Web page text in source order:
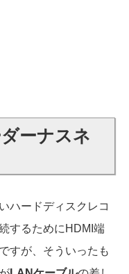
ーナスネ
ハードディスクレコ
するためにHDMI端
すが、そういったも